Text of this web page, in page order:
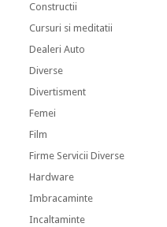
Constructii
Cursuri si meditatii
Dealeri Auto
Diverse
Divertisment
Femei
Film
Firme Servicii Diverse
Hardware
Imbracaminte
Incaltaminte